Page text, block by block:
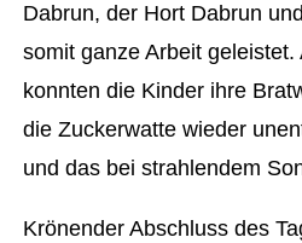
Dabrun, der Hort Dabrun
somit ganze Arbeit
konnten die Kinder ihre
die Zuckerwatte wieder
und das bei strahlendem
Krönender Abschluss des